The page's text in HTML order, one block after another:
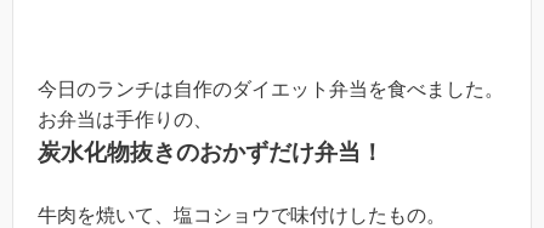
今日のランチは自作のダイエット弁当を食べました。
お弁当は手作りの、
炭水化物抜きのおかずだけ弁当！
牛肉を焼いて、塩コショウで味付けしたもの。